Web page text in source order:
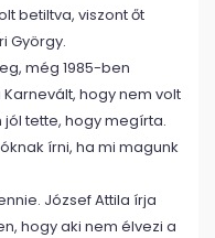
betiltva, viszont őt
György.
még 1985-ben
hogy nem volt
tette, hogy megírta.
írni, ha mi magunk
József Attila írja
hogy aki nem élvezi a